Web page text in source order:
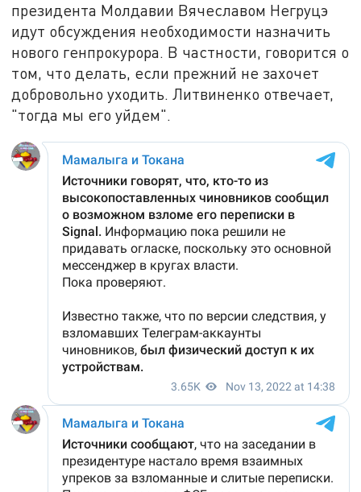
президента Молдавии Вячеславом Негруцэ
идут обсуждения необходимости назначить
нового генпрокурора. В частности, говорится о
том, что делать, если прежний не захочет
добровольно уходить. Литвиненко отвечает,
"тогда мы его уйдем".